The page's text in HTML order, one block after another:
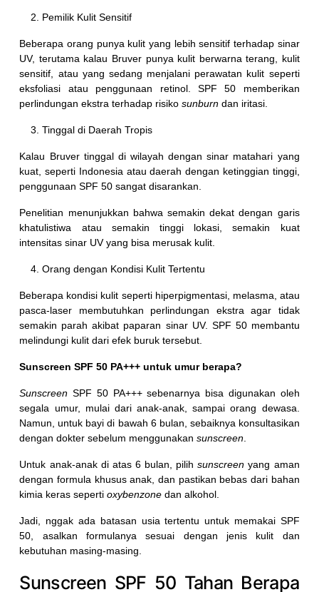
Pemilik Kulit Sensitif
Beberapa orang punya kulit yang lebih sensitif terhadap sinar
UV, terutama kalau Bruver punya kulit berwarna terang, kulit
sensitif, atau yang sedang menjalani perawatan kulit seperti
eksfoliasi atau penggunaan retinol. SPF 50 memberikan
perlindungan ekstra terhadap risikosunburndan iritasi.
Tinggal di Daerah Tropis
Kalau Bruver tinggal di wilayah dengan sinar matahari yang
kuat, seperti Indonesia atau daerah dengan ketinggian tinggi,
penggunaan SPF 50 sangat disarankan.
Penelitian menunjukkan bahwa semakin dekat dengan garis
khatulistiwa atau semakin tinggi lokasi, semakin kuat
intensitas sinar UV yang bisa merusak kulit.
Orang dengan Kondisi Kulit Tertentu
Beberapa kondisi kulit seperti hiperpigmentasi, melasma, atau
pasca-laser membutuhkan perlindungan ekstra agar tidak
semakin parah akibat paparan sinar UV. SPF 50 membantu
melindungi kulit dari efek buruk tersebut.
Sunscreen SPF 50 PA+++ untuk umur berapa?
SunscreenSPF 50 PA+++ sebenarnya bisa digunakan oleh
segala umur, mulai dari anak-anak, sampai orang dewasa.
Namun, untuk bayi di bawah 6 bulan, sebaiknya konsultasikan
dengan dokter sebelum menggunakansunscreen
Untuk anak-anak di atas 6 bulan, pilihsunscreenyang aman
dengan formula khusus anak, dan pastikan bebas dari bahan
kimia keras sepertioxybenzonedan alkohol.
Jadi, nggak ada batasan usia tertentu untuk memakai SPF
50, asalkan formulanya sesuai dengan jenis kulit dan
kebutuhan masing-masing.
Sunscreen SPF 50 Tahan Berapa